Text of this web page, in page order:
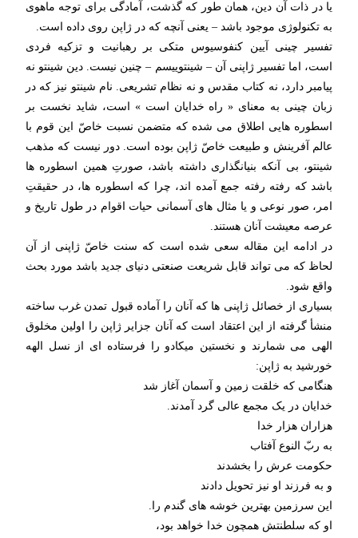
یا در ذات آن دین، همان طور که گذشت، آمادگی برای توجه ماهوی
به تکنولوژی موجود باشد – یعنی آنچه که در ژاپن روی داده است.
تفسیر چینی آیین کنفوسیوس متکی بر رهبانیت و تزکیه فردی
است، اما تفسیر ژاپنی آن – شینتوییسم – چنین نیست. دین شینتو نه
پیامبر دارد، نه کتاب مقدس و نه نظام تشریعی. نام شینتو نیز که در
زبان چینی به معنای « راه خدایان است » است، شاید نخست بر
اسطوره هایی اطلاق می شده که متضمن نسبت خاصّ این قوم با
عالم آفرینش و طبیعت خاصّ ژاپن بوده است. دور نیست که مذهب
شینتو، بی آنکه بنیانگذاری داشته باشد، صورتِ همین اسطوره ها
باشد که رفته رفته جمع آمده اند، چرا که اسطوره ها، در حقیقتِ
امر، صور نوعی و یا مثال های آسمانی حیات اقوام در طول تاریخ و
عرصه معیشت آنان هستند.
در ادامه این مقاله سعی شده است که سنت خاصّ ژاپنی از آن
لحاظ که می تواند قابل شریعت صنعتی دنیای جدید باشد مورد بحث
واقع شود.
بسیاری از خصائل ژاپنی ها که آنان را آماده قبول تمدن غرب ساخته
منشأ گرفته از این اعتقاد است که آنان جزایر ژاپن را اولین مخلوق
الهی می شمارند و نخستین میکادو را فرستاده ای از نسل الهه
خورشید به ژاپن:
هنگامی که خلقت زمین و آسمان آغاز شد
خدایان در یک مجمع عالی گرد آمدند.
هزاران هزار خدا
به ربّ النوع آفتاب
حکومت عرش را بخشدند
و به فرزند او نیز تحویل دادند
این سرزمین بهترین خوشه های گندم را.
او که سلطنتش همچون خدا خواهد بود،